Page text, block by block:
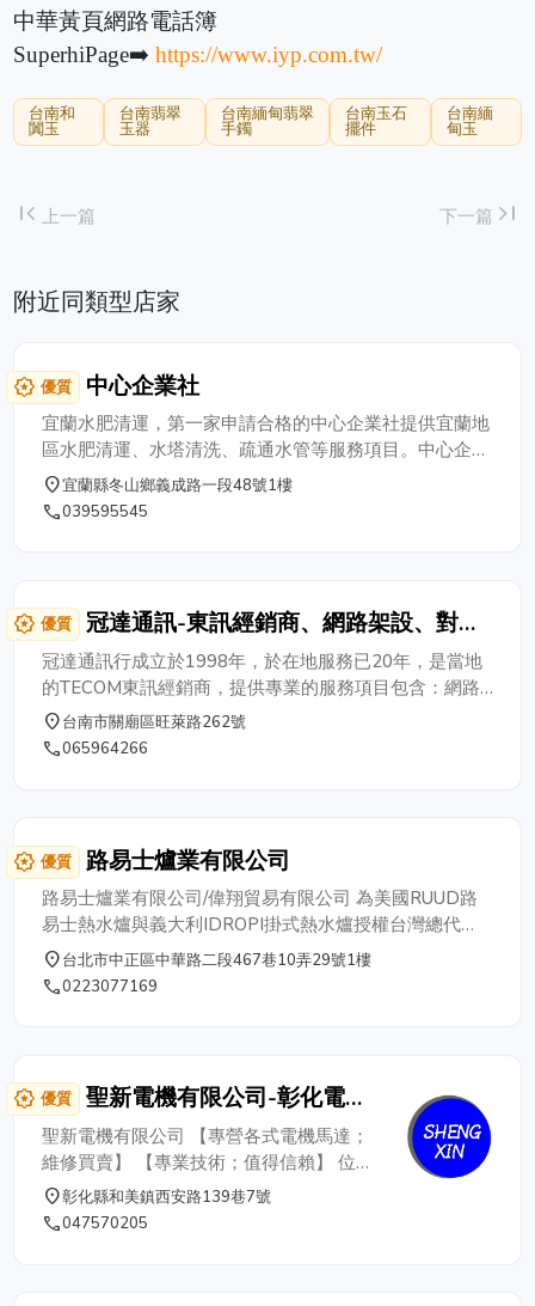
中華黃頁網路電話簿
SuperhiPage➡️https://www.iyp.com.tw/
台南和
闐玉
台南翡翠
玉器
台南緬甸翡翠
手鐲
台南玉石
擺件
台南緬
甸玉
first_page上一篇 下一篇 last_page
附近同類型店家
award_star 優質 中心企業社
宜蘭水肥清運，第一家申請合格的中心企業社提供宜蘭地
區水肥清運、水塔清洗、疏通水管等服務項目。中心企業
社的專業技術，皆符合宜蘭縣環保局作業規範，並以完善
的水肥車設備、完整的施作工程，深獲客戶的長期信賴與
place宜蘭縣冬山鄉義成路一段48號1樓
phone039595545
award_star 優質
冠達通訊-東訊經銷商、網路架設、對講
機、電話系統、監視系統、防盜系統
冠達通訊行成立於1998年，於在地服務已20年，是當地
的TECOM東訊經銷商，提供專業的服務項目包含：網路
架設工程、對講機專業安裝、按鍵電話系統、監視系統、
防盜系統、廣播音響、電腦周邊器材、工商電腦、商用軟
0910328418 行動電話：0910-328418 . 0931-953586
place台南市關廟區旺萊路262號
phone065964266
award_star 優質 路易士爐業有限公司
路易士爐業有限公司/偉翔貿易有限公司 為美國RUUD路
易士熱水爐與義大利IDROPI掛式熱水爐授權台灣總代
理，美國進口商業用電能瓦斯熱水爐,家庭用電能瓦斯熱水
爐,路易士熱水爐,RUUD熱水爐,電能熱水器,瓦斯熱水器,進
進口熱水器,熱水器,安裝維修保養,電熱水器安裝,商用熱水
爐,熱水爐維修,家用熱水爐,營業用熱水爐。
place台北市中正區中華路二段467巷10弄29號1樓
phone0223077169
award_star 優質
聖新電機有限公司-彰化電機
馬達 彰化抽水機 彰化排風機
彰化泵浦
聖新電機有限公司 【專營各式電機馬達；
維修買賣】 【專業技術；值得信賴】 位於
彰化的專業電機馬達公司，提供東元馬達、
大同馬達、秦偉馬達、泰瑋馬達、沉水馬
place彰化縣和美鎮西安路139巷7號
phone047570205